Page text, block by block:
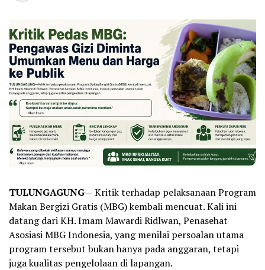
TULUNGAGUNG— Kritik terhadap pelaksanaan Program
Makan Bergizi Gratis (MBG) kembali mencuat. Kali ini
datang dari KH. Imam Mawardi Ridlwan, Penasehat
Asosiasi MBG Indonesia, yang menilai persoalan utama
program tersebut bukan hanya pada anggaran, tetapi
juga kualitas pengelolaan di lapangan.